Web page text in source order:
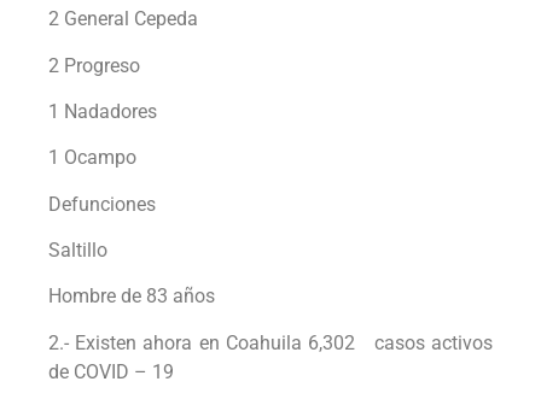
2 General Cepeda
2 Progreso
1 Nadadores
1 Ocampo
Defunciones
Saltillo
Hombre de 83 años
2.- Existen ahora en Coahuila 6,302 casos activos
de COVID – 19